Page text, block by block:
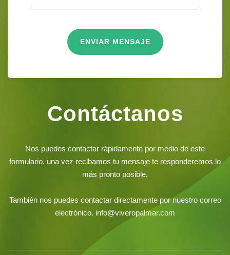
ENVIAR MENSAJE
Contáctanos
Nos puedes contactar rápidamente por medio de este
formulario, una vez recibamos tu mensaje te responderemos lo
más pronto posible.
También nos puedes contactar directamente por nuestro correo
electrónico. info@viveropalmar.com